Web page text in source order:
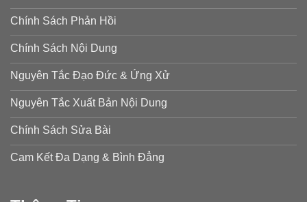
Chính Sách Phản Hồi
Chính Sách Nội Dung
Nguyên Tắc Đạo Đức & Ứng Xử
Nguyên Tắc Xuất Bản Nội Dung
Chính Sách Sửa Bài
Cam Kết Đa Dạng & Bình Đẳng